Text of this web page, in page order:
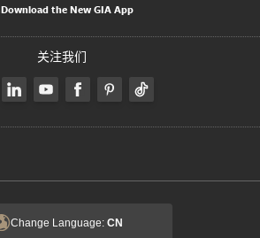
Download the New GIA App
关注我们
Change Language: CN